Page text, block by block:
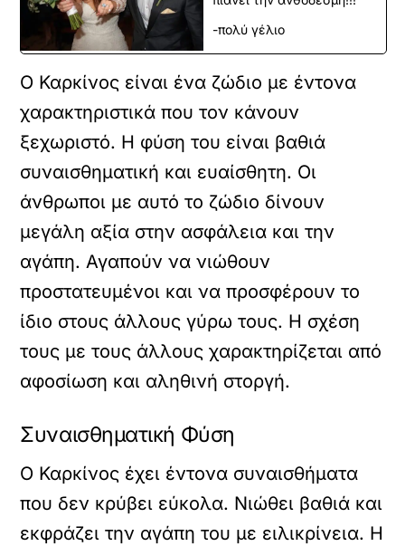
-πολύ γέλιο
Ο Καρκίνος είναι ένα ζώδιο με έντονα
χαρακτηριστικά που τον κάνουν
ξεχωριστό. Η φύση του είναι βαθιά
συναισθηματική και ευαίσθητη. Οι
άνθρωποι με αυτό το ζώδιο δίνουν
μεγάλη αξία στην ασφάλεια και την
αγάπη. Αγαπούν να νιώθουν
προστατευμένοι και να προσφέρουν το
ίδιο στους άλλους γύρω τους. Η σχέση
τους με τους άλλους χαρακτηρίζεται από
αφοσίωση και αληθινή στοργή.
Συναισθηματική Φύση
Ο Καρκίνος έχει έντονα συναισθήματα
που δεν κρύβει εύκολα. Νιώθει βαθιά και
εκφράζει την αγάπη του με ειλικρίνεια. Η